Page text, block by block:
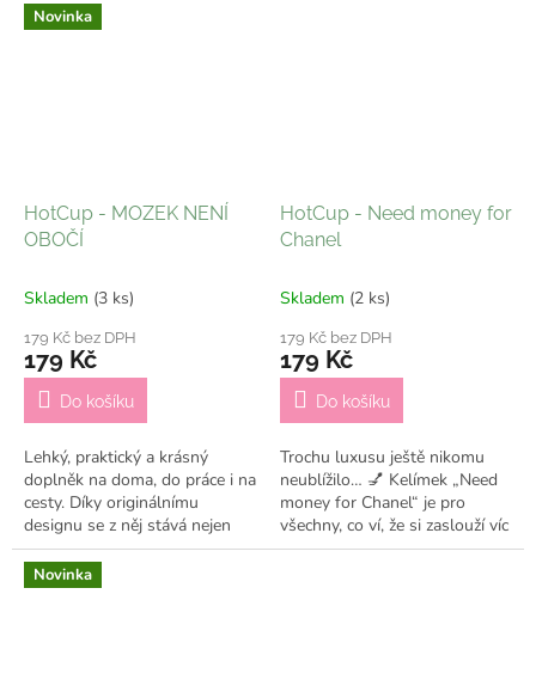
Novinka
HotCup - MOZEK NENÍ
OBOČÍ
Skladem (3 ks)
179 Kč bez DPH
179 Kč
Do košíku
Lehký, praktický a krásný
doplněk na doma, do práce i na
cesty. Díky originálnímu
designu se z něj stává nejen
praktický kelímek, ale i stylový
doplněk, který ti bude dělat...
HotCup - Need money for
Chanel
Skladem (2 ks)
179 Kč bez DPH
179 Kč
Do košíku
Trochu luxusu ještě nikomu
neublížilo… 💅 Kelímek „Need
money for Chanel“ je pro
všechny, co ví, že si zaslouží víc
než jen obyčejnou kávu. ✔️
Novinka